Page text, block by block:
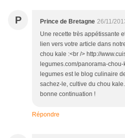
P Prince de Bretagne 26/11/
Une recette très appétissante
lien vers votre article dans
chou kale :<br /> http://
legumes.com/panorama-
legumes est le blog culinaire
sachez-le, cultive du chou
bonne continuation !
Répondre